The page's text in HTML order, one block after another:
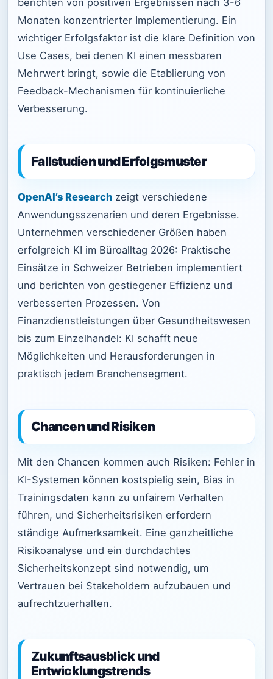
berichten von positiven Ergebnissen nach 3-6
Monaten konzentrierter Implementierung. Ein
wichtiger Erfolgsfaktor ist die klare Definition von
Use Cases, bei denen KI einen messbaren
Mehrwert bringt, sowie die Etablierung von
Feedback-Mechanismen für kontinuierliche
Verbesserung.
Fallstudien und Erfolgsmuster
OpenAI’s Research zeigt verschiedene
Anwendungsszenarien und deren Ergebnisse.
Unternehmen verschiedener Größen haben
erfolgreich KI im Büroalltag 2026: Praktische
Einsätze in Schweizer Betrieben implementiert
und berichten von gestiegener Effizienz und
verbesserten Prozessen. Von
Finanzdienstleistungen über Gesundheitswesen
bis zum Einzelhandel: KI schafft neue
Möglichkeiten und Herausforderungen in
praktisch jedem Branchensegment.
Chancen und Risiken
Mit den Chancen kommen auch Risiken: Fehler in
KI-Systemen können kostspielig sein, Bias in
Trainingsdaten kann zu unfairem Verhalten
führen, und Sicherheitsrisiken erfordern
ständige Aufmerksamkeit. Eine ganzheitliche
Risikoanalyse und ein durchdachtes
Sicherheitskonzept sind notwendig, um
Vertrauen bei Stakeholdern aufzubauen und
aufrechtzuerhalten.
Zukunftsausblick und
Entwicklungstrends